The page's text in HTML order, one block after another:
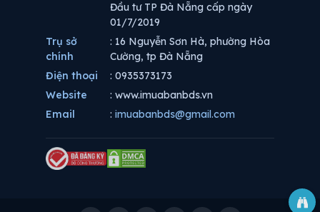
Đầu tư TP Đà Nẵng cấp ngày
01/7/2019
Trụ sở
chính
: 16 Nguyễn Sơn Hà, phường Hòa
Cường, tp Đà Nẵng
Điện thoại
: 0935373173
Website
: www.imuabanbds.vn
Email
: imuabanbds@gmail.com